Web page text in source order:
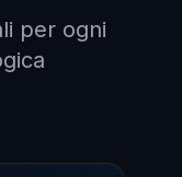
per ogni